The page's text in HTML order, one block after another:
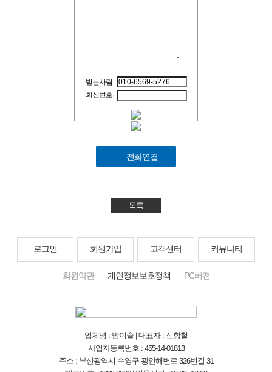
받는사람
회신번호
전화연결
목록
로그인 회원가입 고객센터 커뮤니티
회원약관 개인정보보호정책 PC버전
업체명 : 밤이슬 | 대표자 : 신항철
사업자등록번호 : 455-14-01813
주소 : 부산광역시 수영구 광안해변로 326번길 31